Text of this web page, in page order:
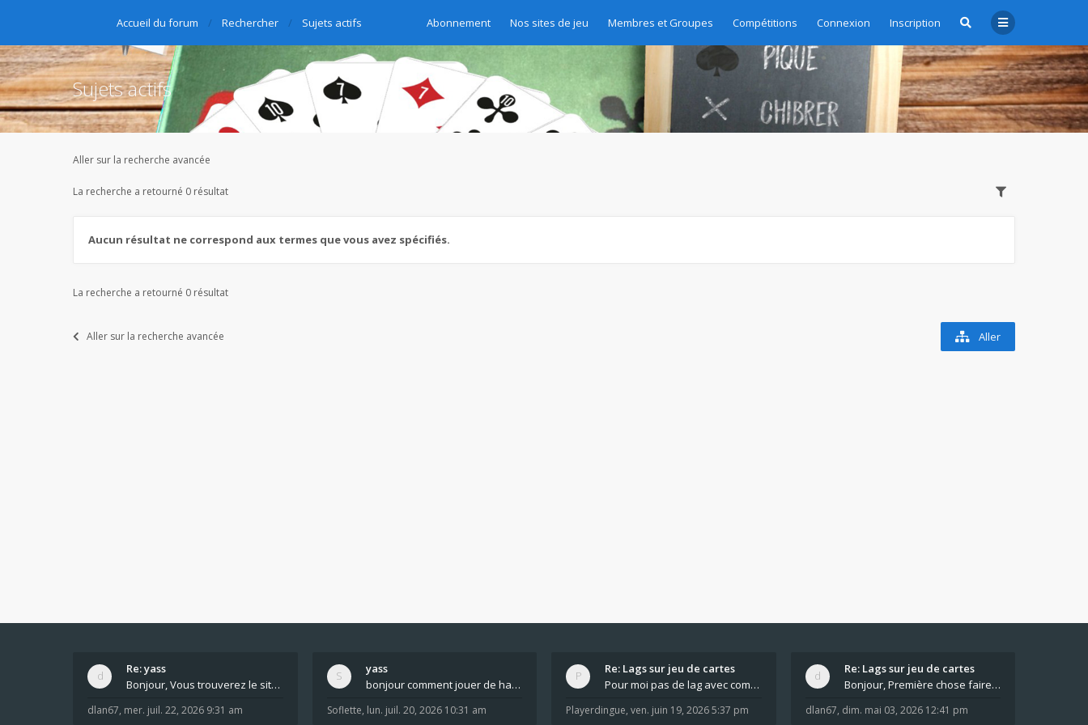
Abonnement Nos sites de jeu Membres et Groupes Compétitions Connexion Inscription
Accueil du forum Rechercher Sujets actifs
Sujets actifs
Aller sur la recherche avancée
La recherche a retourné 0 résultat
Aucun résultat ne correspond aux termes que vous avez spécifiés.
La recherche a retourné 0 résultat
Aller sur la recherche avancée Aller
Re: yass
Bonjour, Vous trouverez le site ici dans le foru
dlan67, mer. juil. 22, 2026 9:31 am
yass
bonjour comment jouer de haut en bas tout atout mi
Soflette, lun. juil. 20, 2026 10:31 am
Re: Lags sur jeu de cartes
Pour moi pas de lag avec comme navigateur Chrome
Playerdingue, ven. juin 19, 2026 5:37 pm
Re: Lags sur jeu de cartes
Bonjour, Première chose faire un arrêt complet de
dlan67, dim. mai 03, 2026 12:41 pm